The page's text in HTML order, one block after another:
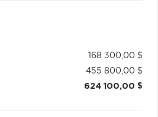
168 300,00 $
455 800,00 $
624 100,00 $